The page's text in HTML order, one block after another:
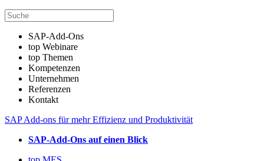
SAP-Add-Ons
top Webinare
top Themen
Kompetenzen
Unternehmen
Referenzen
Kontakt
SAP Add-ons für mehr Effizienz und Produktivität
SAP-Add-Ons auf einen Blick